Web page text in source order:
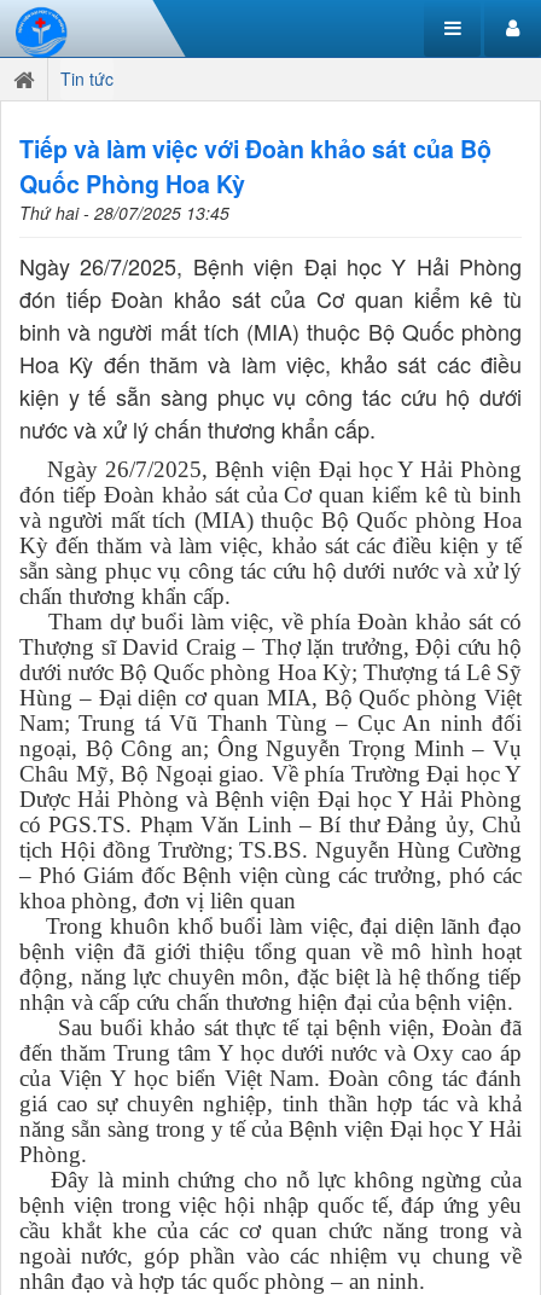
Tin tức
Tiếp và làm việc với Đoàn khảo sát của Bộ
Quốc Phòng Hoa Kỳ
Thứ hai - 28/07/2025 13:45
Ngày 26/7/2025, Bệnh viện Đại học Y Hải Phòng
đón tiếp Đoàn khảo sát của Cơ quan kiểm kê tù
binh và người mất tích (MIA) thuộc Bộ Quốc phòng
Hoa Kỳ đến thăm và làm việc, khảo sát các điều
kiện y tế sẵn sàng phục vụ công tác cứu hộ dưới
nước và xử lý chấn thương khẩn cấp.
Ngày 26/7/2025, Bệnh viện Đại học Y Hải Phòng
đón tiếp Đoàn khảo sát của Cơ quan kiểm kê tù binh
và người mất tích (MIA) thuộc Bộ Quốc phòng Hoa
Kỳ đến thăm và làm việc, khảo sát các điều kiện y tế
sẵn sàng phục vụ công tác cứu hộ dưới nước và xử lý
chấn thương khẩn cấp.
Tham dự buổi làm việc, về phía Đoàn khảo sát có
Thượng sĩ David Craig – Thợ lặn trưởng, Đội cứu hộ
dưới nước Bộ Quốc phòng Hoa Kỳ; Thượng tá Lê Sỹ
Hùng – Đại diện cơ quan MIA, Bộ Quốc phòng Việt
Nam; Trung tá Vũ Thanh Tùng – Cục An ninh đối
ngoại, Bộ Công an; Ông Nguyễn Trọng Minh – Vụ
Châu Mỹ, Bộ Ngoại giao. Về phía Trường Đại học Y
Dược Hải Phòng và Bệnh viện Đại học Y Hải Phòng
có PGS.TS. Phạm Văn Linh – Bí thư Đảng ủy, Chủ
tịch Hội đồng Trường; TS.BS. Nguyễn Hùng Cường
– Phó Giám đốc Bệnh viện cùng các trưởng, phó các
khoa phòng, đơn vị liên quan
Trong khuôn khổ buổi làm việc, đại diện lãnh đạo
bệnh viện đã giới thiệu tổng quan về mô hình hoạt
động, năng lực chuyên môn, đặc biệt là hệ thống tiếp
nhận và cấp cứu chấn thương hiện đại của bệnh viện.
Sau buổi khảo sát thực tế tại bệnh viện, Đoàn đã
đến thăm Trung tâm Y học dưới nước và Oxy cao áp
của Viện Y học biển Việt Nam. Đoàn công tác đánh
giá cao sự chuyên nghiệp, tinh thần hợp tác và khả
năng sẵn sàng trong y tế của Bệnh viện Đại học Y Hải
Phòng.
Đây là minh chứng cho nỗ lực không ngừng của
bệnh viện trong việc hội nhập quốc tế, đáp ứng yêu
cầu khắt khe của các cơ quan chức năng trong và
ngoài nước, góp phần vào các nhiệm vụ chung về
nhân đạo và hợp tác quốc phòng – an ninh.